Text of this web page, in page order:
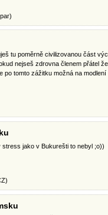
tu poměrně civilizovanou část
nejseš zdrovna členem přátel
po tomto zážitku možná na modlení
jako v Bukurešti to nebyl ;o))